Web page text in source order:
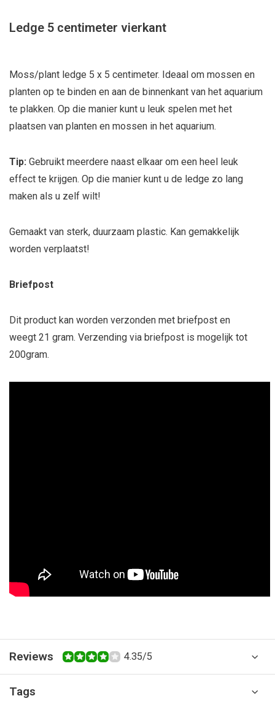
Ledge 5 centimeter vierkant
Moss/plant ledge 5 x 5 centimeter. Ideaal om mossen en
planten op te binden en aan de binnenkant van het aquarium
te plakken. Op die manier kunt u leuk spelen met het
plaatsen van planten en mossen in het aquarium.
Tip: Gebruikt meerdere naast elkaar om een heel leuk
effect te krijgen. Op die manier kunt u de ledge zo lang
maken als u zelf wilt!
Gemaakt van sterk, duurzaam plastic. Kan gemakkelijk
worden verplaatst!
Briefpost
Dit product kan worden verzonden met briefpost en
weegt 21 gram. Verzending via briefpost is mogelijk tot
200gram.
Reviews 4.35/5
Tags